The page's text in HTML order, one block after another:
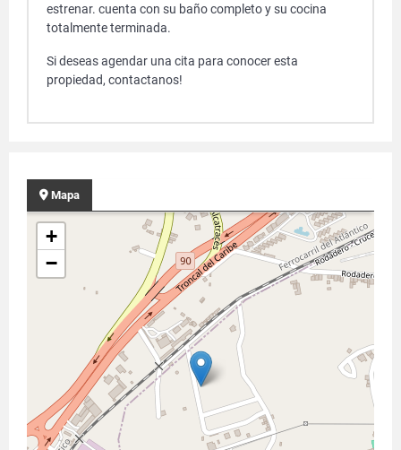
estrenar. cuenta con su baño completo y su cocina
totalmente terminada.
Si deseas agendar una cita para conocer esta
propiedad, contactanos!
Mapa
+
−